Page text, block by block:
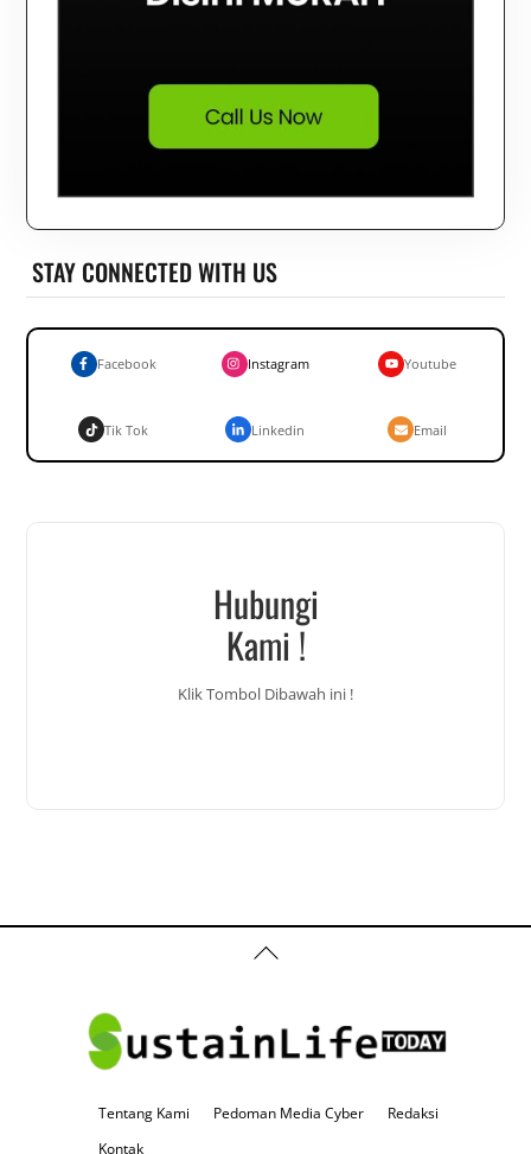
STAY CONNECTED WITH US
Facebook Instagram Youtube
Tik Tok Linkedin Email
Hubungi
Kami !
Klik Tombol Dibawah ini !
Back
To
Tentang Kami Pedoman Media Cyber
Redaksi
Kontak